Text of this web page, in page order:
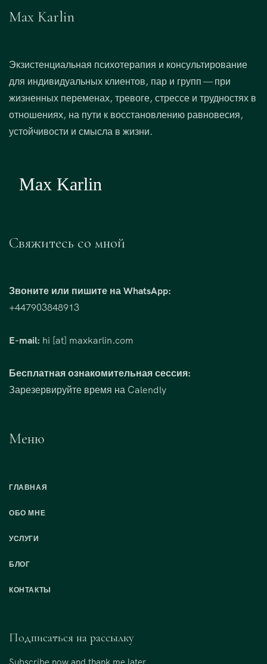
Max Karlin
Экзистенциальная психотерапия и консультирование
для индивидуальных клиентов, пар и групп — при
жизненных переменах, тревоге, стрессе и трудностях в
отношениях, на пути к восстановлению равновесия,
устойчивости и смысла в жизни.
Свяжитесь со мной
Звоните или пишите на WhatsApp:
+447903848913
E-mail: hi [at] maxkarlin.com
Бесплатная ознакомительная сессия:
Зарезервируйте время на Calendly
Меню
ГЛАВНАЯ
ОБО МНЕ
УСЛУГИ
БЛОГ
КОНТАКТЫ
Подписаться на рассылку